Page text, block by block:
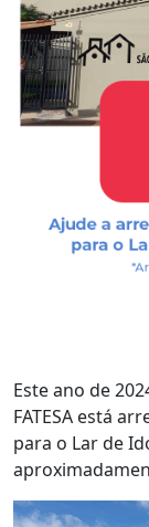
Este ano de
FATESA está
para o Lar de